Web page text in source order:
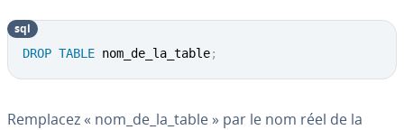
DROP TABLE nom_de_la_table;
sql
Remplacez « nom_de_la_table » par le nom réel de la